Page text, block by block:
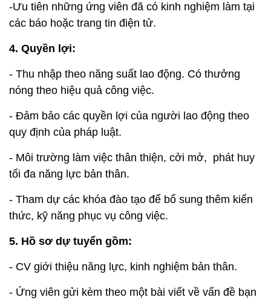
-Ưu tiên những ứng viên đã có kinh nghiệm làm tại
các báo hoặc trang tin điện tử.
4. Quyền lợi:
- Thu nhập theo năng suất lao động. Có thưởng
nóng theo hiệu quả công việc.
- Đảm bảo các quyền lợi của người lao động theo
quy định của pháp luật.
- Môi trường làm việc thân thiện, cởi mở, phát huy
tối đa năng lực bản thân.
- Tham dự các khóa đào tạo để bổ sung thêm kiến
thức, kỹ năng phục vụ công việc.
5. Hồ sơ dự tuyển gồm:
- CV giới thiệu năng lực, kinh nghiệm bản thân.
- Ứng viên gửi kèm theo một bài viết về vấn đề bạn